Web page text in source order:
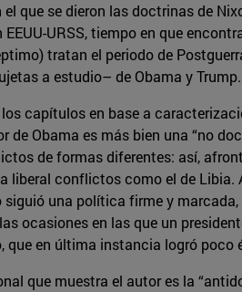
que se dieron las doctrinas de
URSS, tiempo en que
tratan el periodo de
a estudio– de Obama y Trump.
capítulos en base a
Obama es más bien una “no
de formas diferentes: así,
conflictos como el de Libia.
una política firme y
ocasiones en las que un
en última instancia logró poco
que muestra el autor es la